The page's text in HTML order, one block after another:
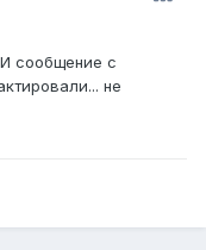
сообщение с
не